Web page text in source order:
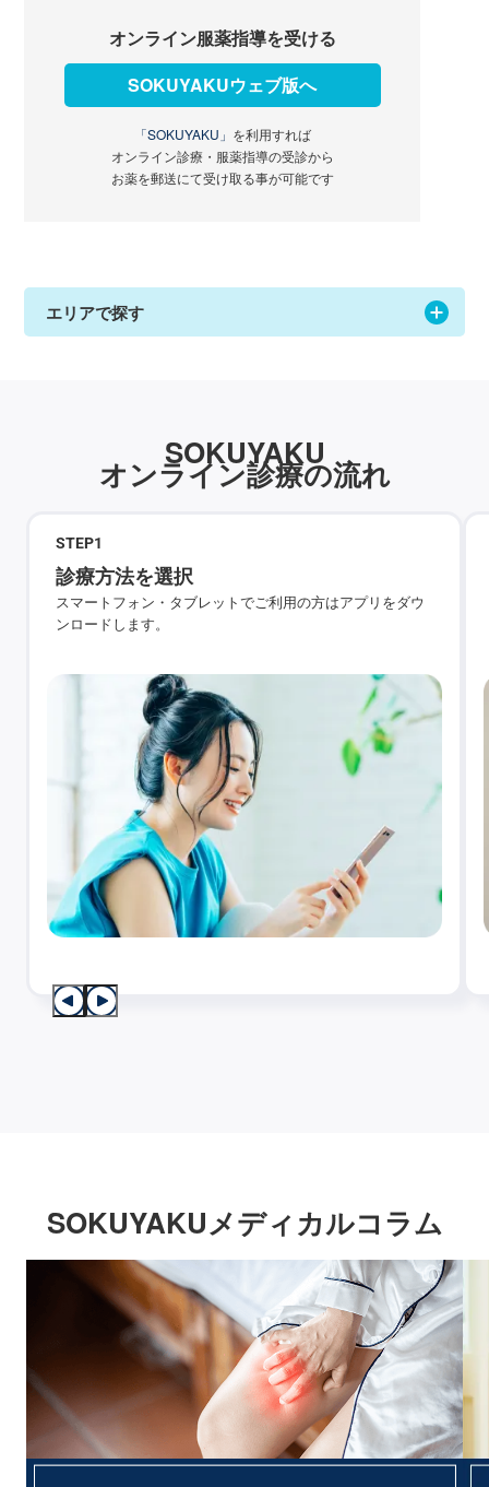
オンライン服薬指導を受ける
SOKUYAKUウェブ版へ
「SOKUYAKU」 を利用すれば
オンライン診療・服薬指導の受診から
お薬を郵送にて受け取る事が可能です
エリアで探す
SOKUYAKU
オンライン診療の流れ
STEP1
診療方法を選択
スマートフォン・タブレットでご利用の方はアプリをダウ
ンロードします。
SOKUYAKUメディカルコラム